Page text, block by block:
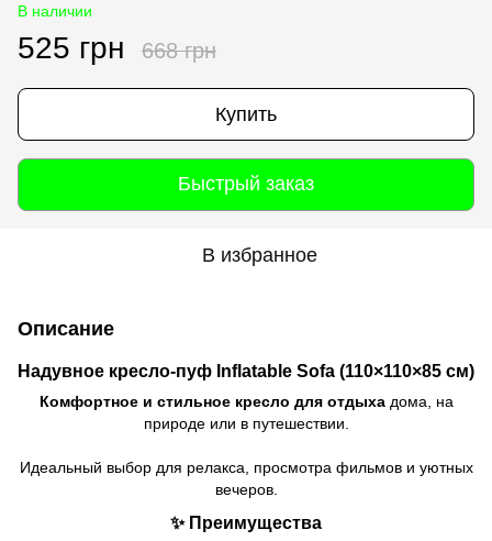
В наличии
525 грн 668 грн
Купить
Быстрый заказ
В избранное
Описание
Надувное кресло-пуф Inflatable Sofa (110×110×85 см)
Комфортное и стильное кресло для отдыхадома, на
природе или в путешествии.
Идеальный выбор для релакса, просмотра фильмов и уютных
вечеров.
✨ Преимущества